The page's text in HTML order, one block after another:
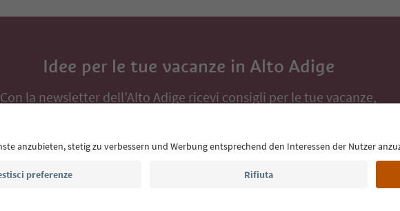
Idee per le tue vacanze in Alto Adige
Con la newsletter dell’Alto Adige ricevi consigli per le tue vacanze,